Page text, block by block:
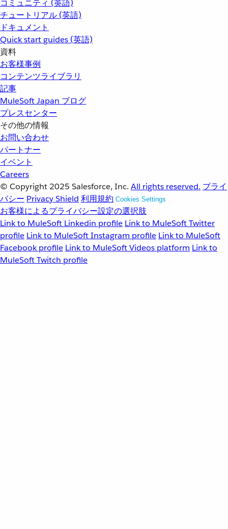
コミュニティ (英語)
チュートリアル (英語)
ドキュメント
Quick start guides (英語)
資料
お客様事例
コンテンツライブラリ
記事
MuleSoft Japan ブログ
プレスセンター
その他の情報
お問い合わせ
パートナー
イベント
Careers
© Copyright 2025 Salesforce, Inc. All rights reserved. プライ
バシー Privacy Shield 利用規約 Cookies Settings
お客様によるプライバシー設定の選択肢
Link to MuleSoft Linkedin profile Link to MuleSoft Twitter
profile Link to MuleSoft Instagram profile Link to MuleSoft
Facebook profile Link to MuleSoft Videos platform Link to
MuleSoft Twitch profile